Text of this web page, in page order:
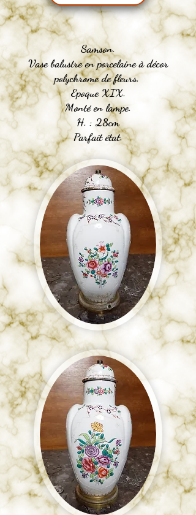
Samson.
Vase balustre en porcelaine à décor
polychrome de fleurs.
Epoque XIX.
Monté en lampe.
H. : 28cm
Parfait état.